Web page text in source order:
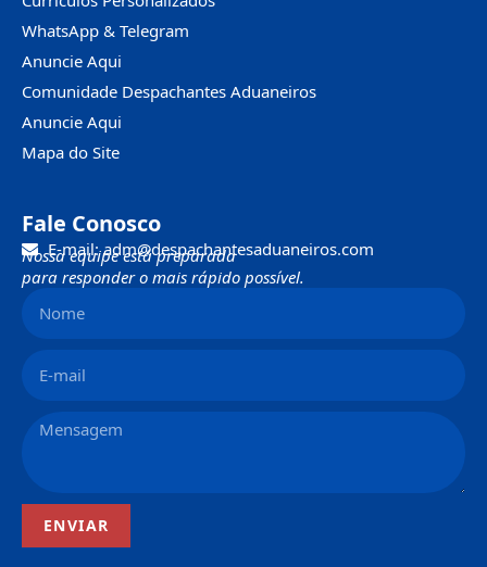
WhatsApp & Telegram
Anuncie Aqui
Comunidade Despachantes Aduaneiros
Anuncie Aqui
Mapa do Site
Fale Conosco
E-mail: adm@despachantesaduaneiros.com
Nossa equipe está preparada
para responder o mais rápido possível.
ENVIAR